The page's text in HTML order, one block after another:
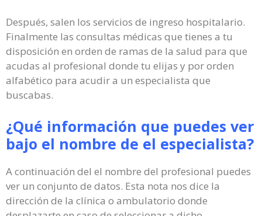
Después, salen los servicios de ingreso hospitalario.
Finalmente las consultas médicas que tienes a tu
disposición en orden de ramas de la salud para que
acudas al profesional donde tu elijas y por orden
alfabético para acudir a un especialista que
buscabas.
¿Qué información que puedes ver
bajo el nombre de el especialista?
A continuación del el nombre del profesional puedes
ver un conjunto de datos. Esta nota nos dice la
dirección de la clínica o ambulatorio donde